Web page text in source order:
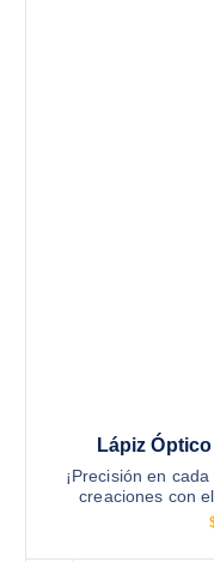
Lápiz
¡Precisión en
creaciones con